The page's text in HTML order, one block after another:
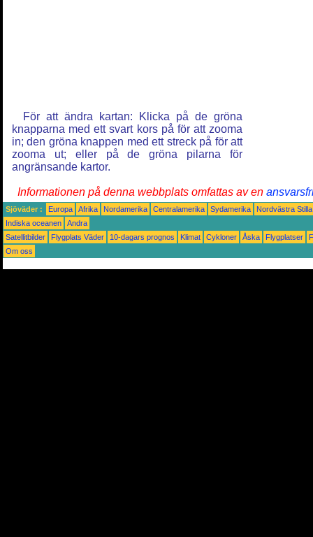
För att ändra kartan: Klicka på de gröna
knapparna med ett svart kors på för att zooma
in; den gröna knappen med ett streck på för att
zooma ut; eller på de gröna pilarna för
angränsande kartor.
Informationen på denna webbplats omfattas av en
Sjöväder : Europa Afrika Nordamerika Centralamerika Sydamerika
Nordvästra
Indiska oceanen
Andra
Satellitbilder
Flygplats Väder 10-dagars prognos Klimat Cykloner Åska Flygplatser
Om oss